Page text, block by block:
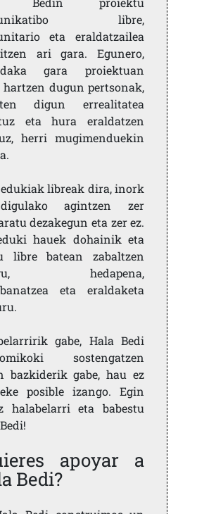
libre,
eta eraldatzailea
ari gara. Egunero,
gara proiektuan
hartzen dugun pertsonak,
digun errealitatea
eta hura eraldatzen
herri mugimenduekin
edukiak libreak dira, inork
agintzen zer
dezakegun eta zer ez.
hauek dohainik eta
libre batean zabaltzen
hedapena,
eta eraldaketa
gabe, Hala Bedi
sostengatzen
bazkiderik gabe, hau ez
posible izango. Egin
halabelarri eta babestu
apoyar a
Bedi?